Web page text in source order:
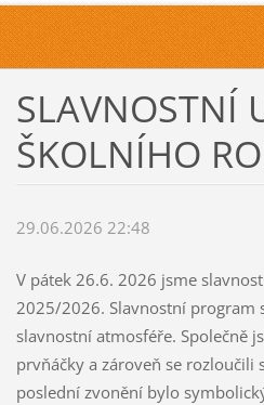
SLAVNOSTNÍ
ŠKOLNÍHO
29.06.2026 22:48
V pátek 26.6. 2026 jsme
2025/2026. Slavnostní program
slavnostní atmosféře. Společně
prvňáčky a zároveň se rozloučili
poslední zvonění bylo